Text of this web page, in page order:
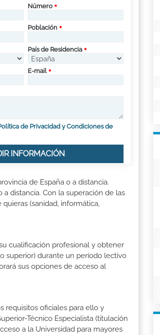
Número
Población
País de Residencia
E-mail
de Privacidad y Condiciones de
INFORMACIÓN
de España o a distancia.
distancia. Con la superación de las
(sanidad, informática,
cualificación profesional y obtener
superior) durante un período lectivo
sus opciones de acceso al
requisitos oficiales para ello y
Técnico Especialista (titulación
a la Universidad para mayores